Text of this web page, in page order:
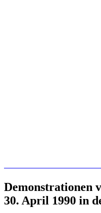
Demonstrationen
30. April 1990 in